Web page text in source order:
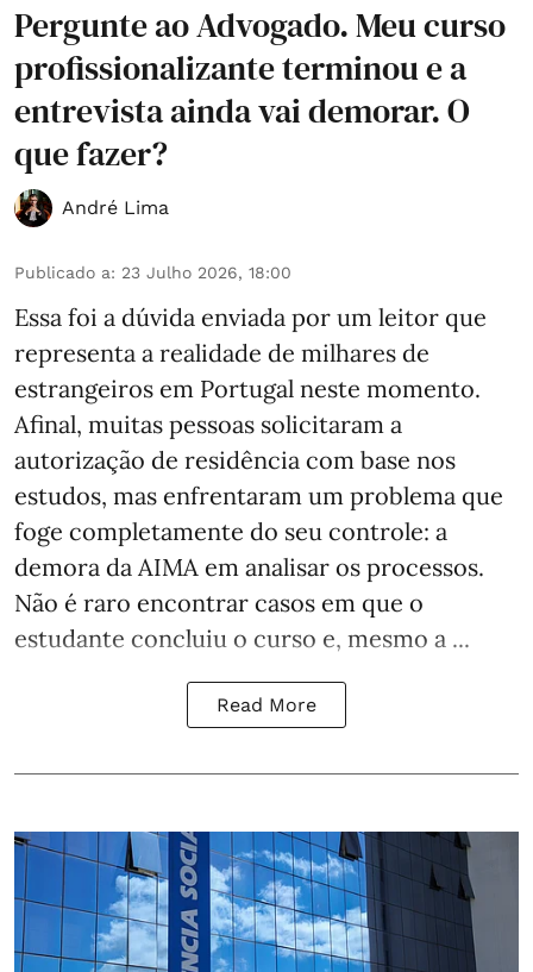
Pergunte ao Advogado. Meu curso
profissionalizante terminou e a
entrevista ainda vai demorar. O
que fazer?
André Lima
Publicado a: 23 Julho 2026, 18:00
Essa foi a dúvida enviada por um leitor que
representa a realidade de milhares de
estrangeiros em Portugal neste momento.
Afinal, muitas pessoas solicitaram a
autorização de residência com base nos
estudos, mas enfrentaram um problema que
foge completamente do seu controle: a
demora da AIMA em analisar os processos.
Não é raro encontrar casos em que o
estudante concluiu o curso e, mesmo a ...
Read More